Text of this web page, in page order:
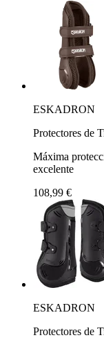
ESKADRON
Protectores de
Máxima
excelente
108,99 €
ESKADRON
Protectores de